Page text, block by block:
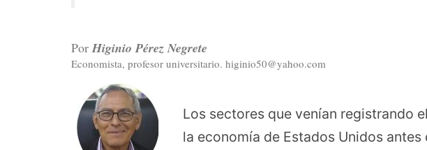
Por Higinio Pérez Negrete
Economista, profesor universitario. higinio50@yahoo.com
Los sectores que venían registrando
la economía de Estados Unidos